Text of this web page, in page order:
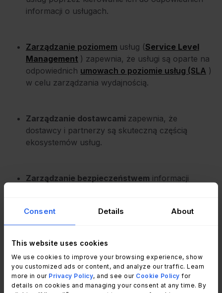
Consent Details About
This website uses cookies
We use cookies to improve your browsing experience, show
you customized ads or content, and analyze our traffic. Learn
more in our Privacy Policy, and see our Cookie Policy for
details on cookies and managing your consent at any time. By
informacji o usługach.
Zarządzanie poziomem usług (Service Level
Management ) zapewnia, że usługi są oparte na
odpowiednich umowach o poziomie usług (SLA )
w celu zarządzania wydajnością.
Zarządzanie dostawcami zapewnia, że
dostawcy i partnerzy są skuteczną częścią
ekosystemów usług.
Zarządzanie bezpieczeństwem informacji
Zarządzanie dostępnością
nieplanowane przestoje są zminimalizowane.